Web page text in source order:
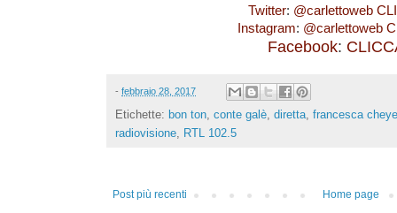
Twitter: @carlettoweb
Instagram: @carlettoweb
Facebook:
- febbraio 28, 2017
Etichette: bon ton, conte galè, diretta, francesca
radiovisione, RTL 102.5
Post più recenti Home page